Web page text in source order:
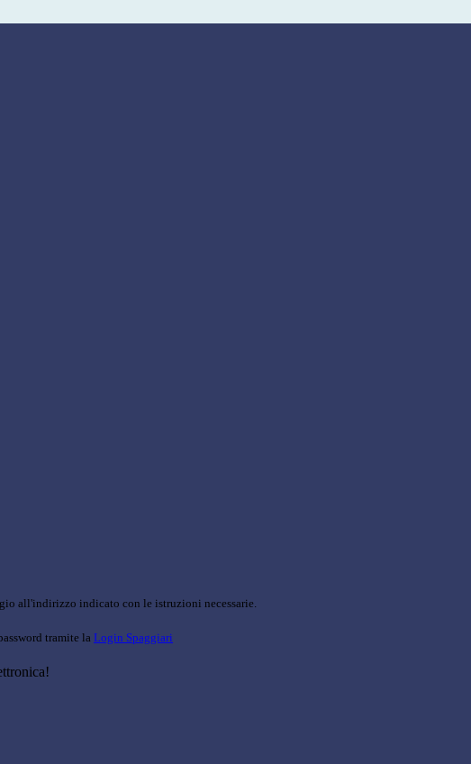
all'indirizzo indicato con le istruzioni necessarie.
tramite la Login Spaggiari